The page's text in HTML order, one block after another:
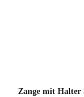
Zange mit Halter